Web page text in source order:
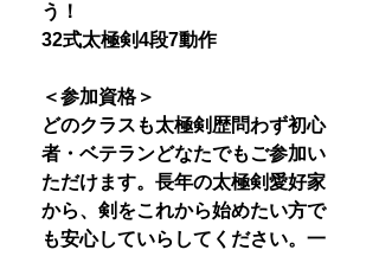
う！
32式太極剣4段7動作
＜参加資格＞
どのクラスも太極剣歴問わず初心
者・ベテランどなたでもご参加い
ただけます。長年の太極剣愛好家
から、剣をこれから始めたい方で
も安心していらしてください。一